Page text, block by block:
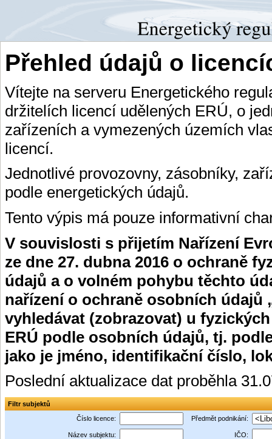
Přehled údajů o
Vítejte na serveru Energetického
držitelích licencí udělených ERÚ, o
zařízeních a vymezených územích
licencí.
Jednotlivé provozovny, zásobníky,
podle energetických údajů.
Tento výpis má pouze informativní
V souvislosti s přijetím Nařízení
ze dne 27. dubna 2016 o ochraně
údajů a o volném pohybu těchto
nařízení o ochraně osobních údajů
vyhledávat (zobrazovat) u
ERÚ podle osobních údajů, tj.
jako je jméno, identifikační číslo,
Poslední aktualizace dat proběhla
Filtr subjektů
Číslo licence:
Předmět podnikání:
Název subjektu: IČO: